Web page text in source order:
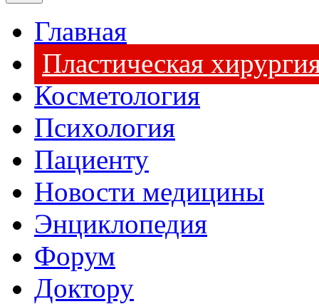
Главная
Пластическая
Косметология
Психология
Пациенту
Новости медицины
Энциклопедия
Форум
Доктору